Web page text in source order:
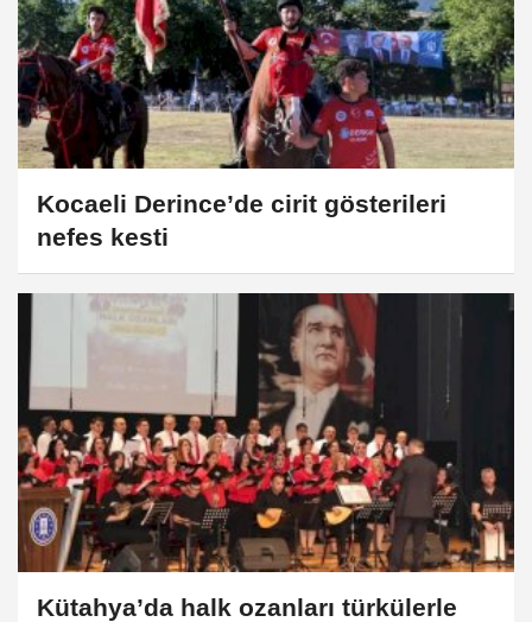
Kocaeli Derince’de cirit gösterileri
nefes kesti
Kütahya’da halk ozanları türkülerle